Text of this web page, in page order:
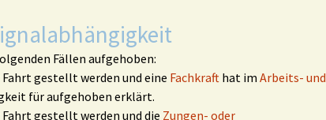
Fällen aufgehoben:
Fahrt gestellt werden und eine Fachkraft hat im Arbeits- und
für aufgehoben erklärt.
Fahrt gestellt werden und die Zungen- oder